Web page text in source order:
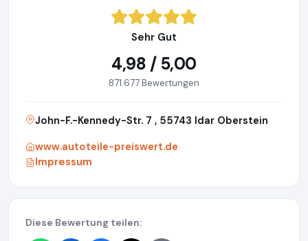
Sehr Gut
4,98 / 5,00
871.677 Bewertungen
John-F.-Kennedy-Str. 7 , 55743 Idar Oberstein
www.autoteile-preiswert.de
Impressum
Diese Bewertung teilen: